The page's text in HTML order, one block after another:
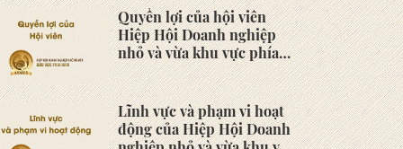
Quyền lợi của hội viên
Hiệp Hội Doanh nghiệp
nhỏ và vừa khu vực phía
Nam
Lĩnh vực và phạm vi hoạt
động của Hiệp Hội Doanh